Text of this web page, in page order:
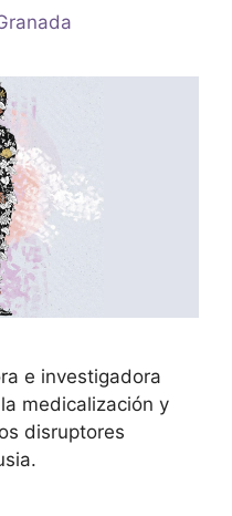
e investigadora
medicalización y
disruptores